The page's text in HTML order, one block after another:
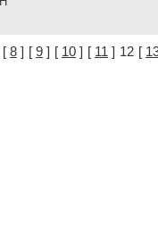
[ 8 ] [ 9 ] [ 10 ] [ 11 ] 12 [